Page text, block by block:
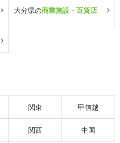
大分県の商業施設・百貨店
関東 甲信越
関西 中国